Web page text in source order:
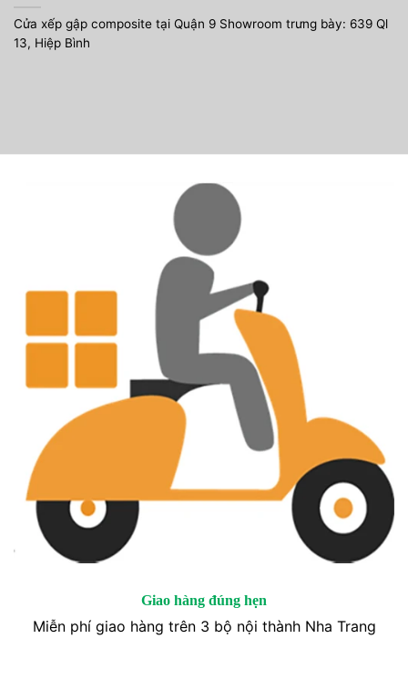
Cửa xếp gập composite tại Quận 9 Showroom trưng bày: 639 Ql
13, Hiệp Bình
Giao hàng đúng hẹn
Miễn phí giao hàng trên 3 bộ nội thành Nha Trang